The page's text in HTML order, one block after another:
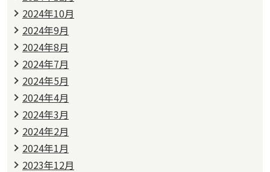
2024年10月
2024年9月
2024年8月
2024年7月
2024年5月
2024年4月
2024年3月
2024年2月
2024年1月
2023年12月